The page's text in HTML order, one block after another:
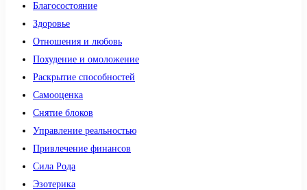
Благосостояние
Здоровье
Отношения и любовь
Похудение и омоложение
Раскрытие способностей
Самооценка
Снятие блоков
Управление реальностью
Привлечение финансов
Сила Рода
Эзотерика